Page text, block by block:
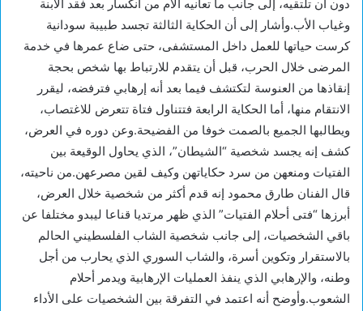
دون أن تلتقيه، إلى جانب ما تعانيه الأم من انكسار بعد فقد الابنة
وغياب الأب.وأشار إلى أن الحكاية الثالثة تجسد طبيبة سودانية
كرست حياتها للعمل داخل المستشفى، حتى ضاع عمرها في خدمة
المرضى خلال الحرب، قبل أن يتقدم للارتباط بها شخص بحجة
إنقاذها من العنوسة لتكتشف فيما بعد أنه إرهابي فترفضه، ليقرر
الانتقام منها، أما الحكاية الرابعة فتتناول فتاة تتعرض للاغتصاب،
ويطالبها الجميع بالصمت خوفا من الفضيحة.وعن دوره في العرض،
كشف إنه يجسد شخصية “الشيطان”، الذي يحاول الوقيعة بين
الفتيات ومنعهن من سرد حكاياتهن وكيف لقين مصرعهن.من ناحيته،
قال الفنان طارق محمود إنه قدم أكثر من شخصية خلال العرض،
أبرزها “فتى أحلام الفتيات” الذي ظهر مرتديا قناعا ليبدو مختلفا عن
باقي الشخصيات، إلى جانب شخصية الشاب الفلسطيني الحالم
بالاستقرار وتكوين أسرة، والشاب السوري الذي يحارب من أجل
وطنه، والإرهابي الذي ينفذ العمليات الإرهابية ويدمر أحلام
الشعوب.وأوضح أنه اعتمد في التفرقة بين الشخصيات على الأداء